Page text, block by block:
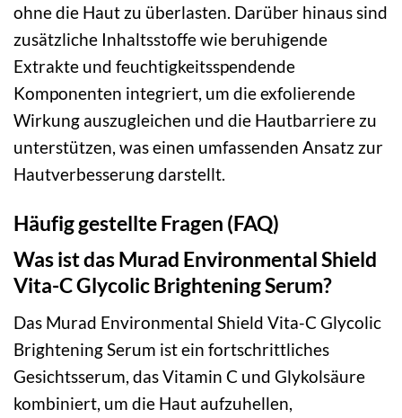
ohne die Haut zu überlasten. Darüber hinaus sind
zusätzliche Inhaltsstoffe wie beruhigende
Extrakte und feuchtigkeitsspendende
Komponenten integriert, um die exfolierende
Wirkung auszugleichen und die Hautbarriere zu
unterstützen, was einen umfassenden Ansatz zur
Hautverbesserung darstellt.
Häufig gestellte Fragen (FAQ)
Was ist das Murad Environmental Shield
Vita-C Glycolic Brightening Serum?
Das Murad Environmental Shield Vita-C Glycolic
Brightening Serum ist ein fortschrittliches
Gesichtsserum, das Vitamin C und Glykolsäure
kombiniert, um die Haut aufzuhellen,